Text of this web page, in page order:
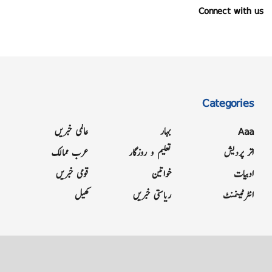
Connect with us
Categories
Aaa
اتر پردیش
ادبیات
انٹرٹینمنٹ
بہار
تعلیم و روزگار
خواتین
ریاستی خبریں
عالمی خبریں
عرب ممالک
قومی خبریں
کھیل